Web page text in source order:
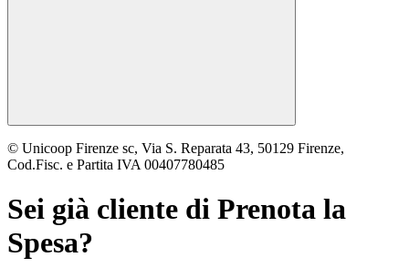
© Unicoop Firenze sc, Via S. Reparata 43, 50129 Firenze,
Cod.Fisc. e Partita IVA 00407780485
Sei già cliente di Prenota la
Spesa?